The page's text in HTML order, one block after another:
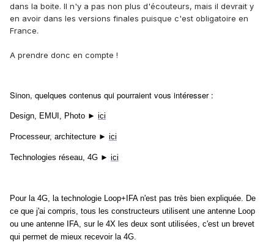
dans la boite. Il n'y a pas non plus d'écouteurs, mais il devrait y
en avoir dans les versions finales puisque c'est obligatoire en
France.
A prendre donc en compte !
Sinon, quelques contenus qui pourraient vous intéresser :
Design, EMUI, Photo ► ici
Processeur, architecture ► ici
Technologies réseau, 4G ► ici
Pour la 4G, la technologie Loop+IFA n'est pas très bien expliquée. De
ce que j'ai compris, tous les constructeurs utilisent une antenne Loop
ou une antenne IFA, sur le 4X les deux sont utilisées, c'est un brevet
qui permet de mieux recevoir la 4G.